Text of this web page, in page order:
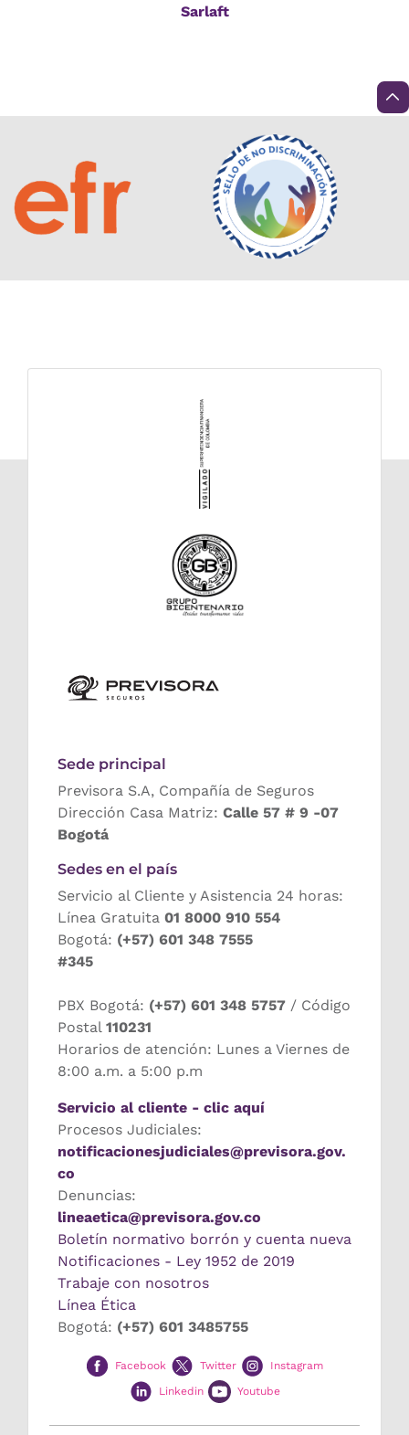
Sarlaft
Sede principal
Previsora S.A, Compañía de Seguros
Dirección Casa Matriz: Calle 57 # 9 -07
Bogotá
Sedes en el país
Servicio al Cliente y Asistencia 24 horas:
Línea Gratuita 01 8000 910 554
Bogotá: (+57) 601 348 7555
#345
PBX Bogotá: (+57) 601 348 5757 / Código
Postal 110231
Horarios de atención: Lunes a Viernes de
8:00 a.m. a 5:00 p.m
Servicio al cliente - clic aquí
Procesos Judiciales:
notificacionesjudiciales@previsora.gov.
co
Denuncias:
lineaetica@previsora.gov.co
Boletín normativo borrón y cuenta nueva
Notificaciones - Ley 1952 de 2019
Trabaje con nosotros
Línea Ética
Bogotá: (+57) 601 3485755
Facebook Twitter
Instagram
Linkedin
Youtube